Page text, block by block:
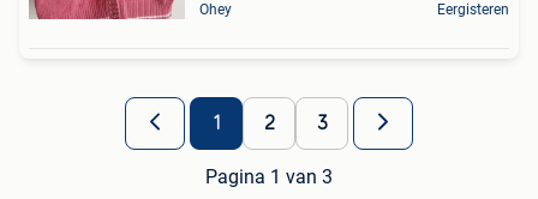
Ohey Eergisteren
1 2 3
Pagina 1 van 3